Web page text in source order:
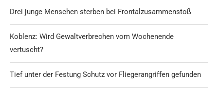
Drei junge Menschen sterben bei Frontalzusammenstoß
Koblenz: Wird Gewaltverbrechen vom Wochenende
vertuscht?
Tief unter der Festung Schutz vor Fliegerangriffen gefunden